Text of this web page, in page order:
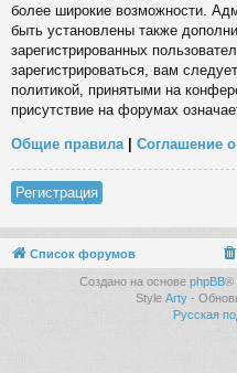
более широкие возможности.
быть установлены также
зарегистрированных
зарегистрироваться, вам
политикой, принятыми на
присутствие на форумах
Общие правила | Соглашение
Регистрация
Список форумов
Создано на основе phpBB®
Style Arty-
Русская